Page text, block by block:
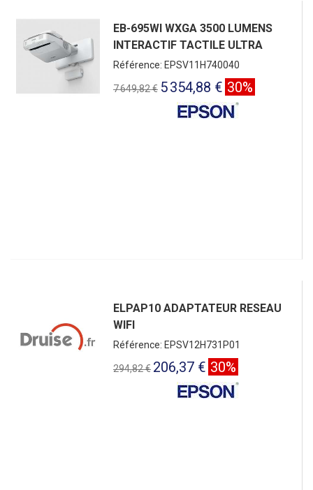
EB-695WI WXGA 3500 LUMENS
INTERACTIF TACTILE ULTRA
Référence: EPSV11H740040
7 649,82 € 5 354,88 € 30%
ELPAP10 ADAPTATEUR RESEAU
WIFI
Référence: EPSV12H731P01
294,82 € 206,37 € 30%